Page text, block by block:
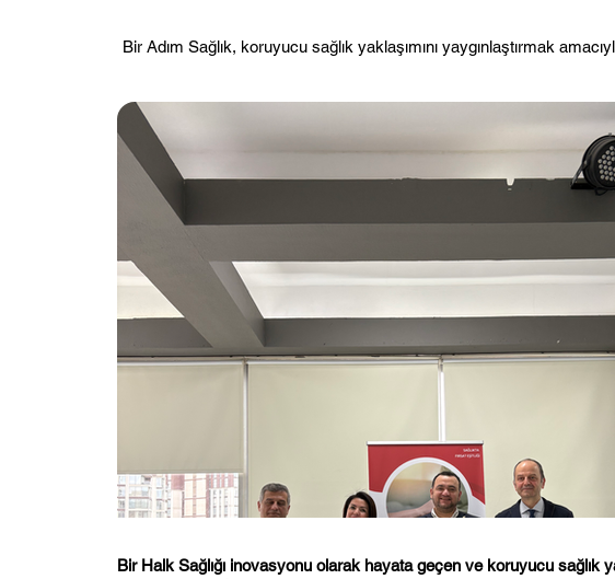
Bir Adım Sağlık, koruyucu sağlık yaklaşımını yaygınlaştırmak
Bir Halk Sağlığı inovasyonu olarak hayata geçen ve koruyucu sağlık